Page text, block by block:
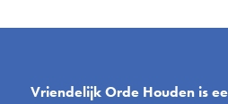
Vriendelijk Orde Houden is